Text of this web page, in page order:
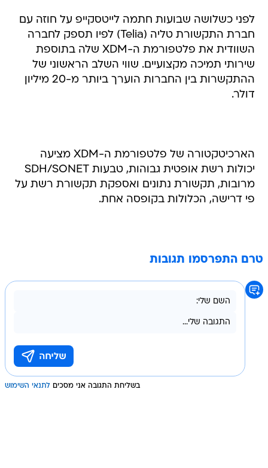
לפני כשלושה שבועות חתמה לייטסקייפ על חוזה עם
חברת התקשורת טליה (Telia) לפיו תספק לחברה
השוודית את פלטפורמת ה-XDM שלה בתוספת
שירותי תמיכה מקצועיים. שווי השלב הראשוני של
ההתקשרות בין החברות הוערך ביותר מ-20 מיליון
דולר.
הארכיטקטורה של פלטפורמת ה-XDM מציעה
יכולות רשת אופטית גבוהות, טבעות SDH/SONET
מרובות, תקשורת נתונים ואספקת תקשורת רשת על
פי דרישה, הכלולות בקופסה אחת.
טרם התפרסמו תגובות
בשליחת התגובה אני מסכים לתנאי השימוש